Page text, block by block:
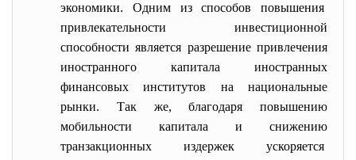
экономики. Одним из способов повышения
привлекательности инвестиционной
способности является разрешение привлечения
иностранного капитала иностранных
финансовых институтов на национальные
рынки. Так же, благодаря повышению
мобильности капитала и снижению
транзакционных издержек ускоряется